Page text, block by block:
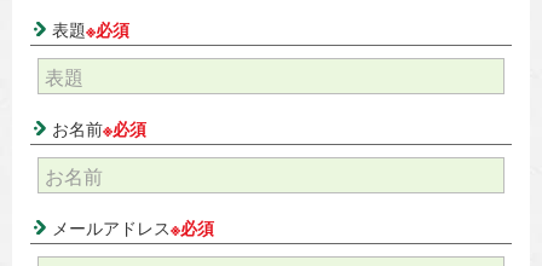
表題※必須
お名前※必須
メールアドレス※必須